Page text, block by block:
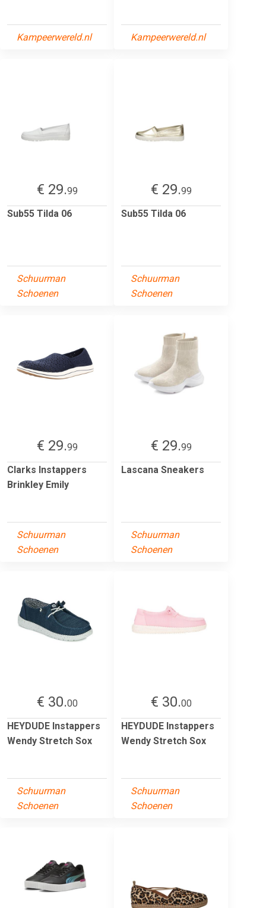
Kampeerwereld.nl Kampeerwereld.nl
€ 29.99
Sub55 Tilda 06
Schuurman
Schoenen
€ 29.99
Sub55 Tilda 06
Schuurman
Schoenen
€ 29.99
Clarks Instappers
Brinkley Emily
Schuurman
Schoenen
€ 29.99
Lascana Sneakers
Schuurman
Schoenen
€ 30.00
HEYDUDE Instappers
Wendy Stretch Sox
Schuurman
Schoenen
€ 30.00
HEYDUDE Instappers
Wendy Stretch Sox
Schuurman
Schoenen